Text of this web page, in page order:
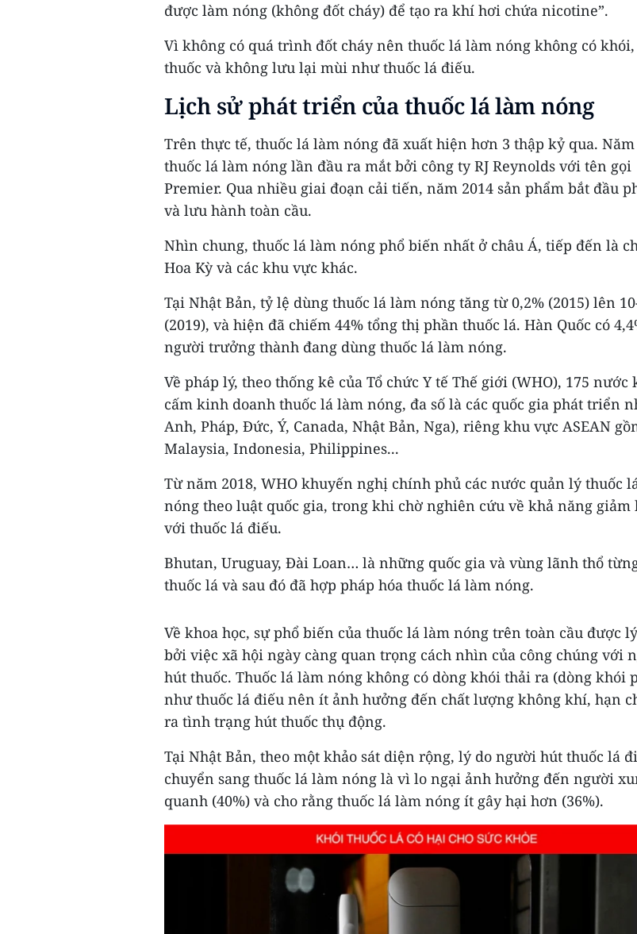
được làm nóng (không đốt cháy) để tạo ra khí hơi chứa nicotine”.
Vì không có quá trình đốt cháy nên thuốc lá làm nóng không có
thuốc và không lưu lại mùi như thuốc lá điếu.
Lịch sử phát triển của thuốc lá làm nóng
Trên thực tế, thuốc lá làm nóng đã xuất hiện hơn 3 thập kỷ qua. Năm
thuốc lá làm nóng lần đầu ra mắt bởi công ty RJ Reynolds với tên gọi
Premier. Qua nhiều giai đoạn cải tiến, năm 2014 sản phẩm bắt đầu
và lưu hành toàn cầu.
Nhìn chung, thuốc lá làm nóng phổ biến nhất ở châu Á, tiếp đến là
Hoa Kỳ và các khu vực khác.
Tại Nhật Bản, tỷ lệ dùng thuốc lá làm nóng tăng từ 0,2% (2015) lên
(2019), và hiện đã chiếm 44% tổng thị phần thuốc lá. Hàn Quốc có
người trưởng thành đang dùng thuốc lá làm nóng.
Về pháp lý, theo thống kê của Tổ chức Y tế Thế giới (WHO), 175 nước
cấm kinh doanh thuốc lá làm nóng, đa số là các quốc gia phát triển
Anh, Pháp, Đức, Ý, Canada, Nhật Bản, Nga), riêng khu vực ASEAN
Malaysia, Indonesia, Philippines...
Từ năm 2018, WHO khuyến nghị chính phủ các nước quản lý thuốc
nóng theo luật quốc gia, trong khi chờ nghiên cứu về khả năng giảm
với thuốc lá điếu.
Bhutan, Uruguay, Đài Loan… là những quốc gia và vùng lãnh thổ
thuốc lá và sau đó đã hợp pháp hóa thuốc lá làm nóng.
Về khoa học, sự phổ biến của thuốc lá làm nóng trên toàn cầu được
bởi việc xã hội ngày càng quan trọng cách nhìn của công chúng với
hút thuốc. Thuốc lá làm nóng không có dòng khói thải ra (dòng khói
như thuốc lá điếu nên ít ảnh hưởng đến chất lượng không khí, hạn
ra tình trạng hút thuốc thụ động.
Tại Nhật Bản, theo một khảo sát diện rộng, lý do người hút thuốc lá
chuyển sang thuốc lá làm nóng là vì lo ngại ảnh hưởng đến người
quanh (40%) và cho rằng thuốc lá làm nóng ít gây hại hơn (36%).